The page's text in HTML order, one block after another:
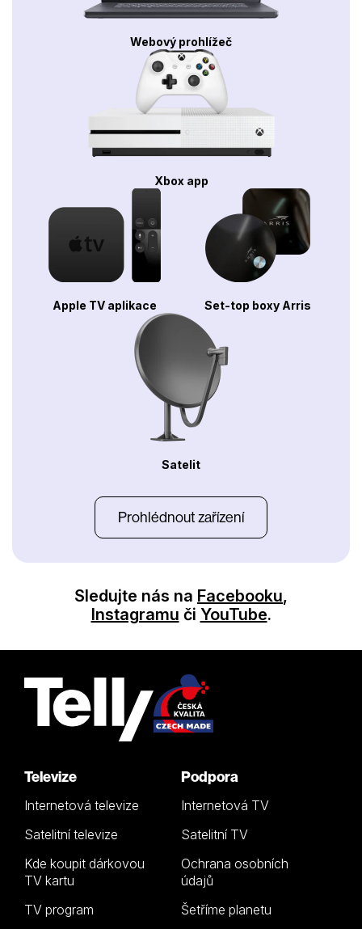
Webový prohlížeč
Xbox app
Apple TV aplikace Set-top boxy Arris
Satelit
Prohlédnout zařízení
Sledujte nás na Facebooku,
Instagramu či YouTube.
Televize
Internetová televize
Satelitní televize
Kde koupit dárkovou
TV kartu
TV program
Podpora
Internetová TV
Satelitní TV
Ochrana osobních
údajů
Šetříme planetu